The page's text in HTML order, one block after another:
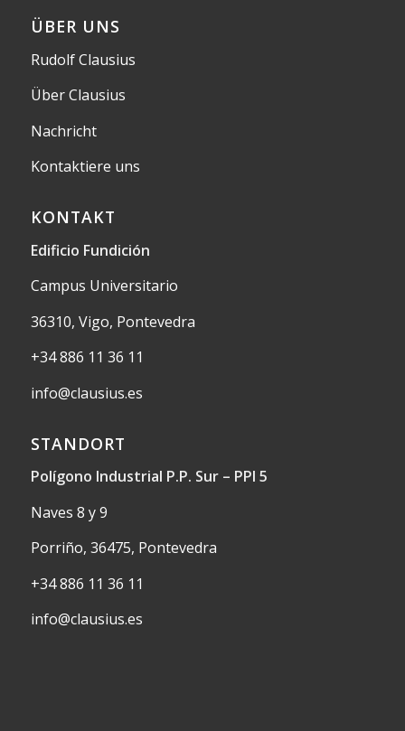
ÜBER UNS
Rudolf Clausius
Über Clausius
Nachricht
Kontaktiere uns
KONTAKT
Edificio Fundición
Campus Universitario
36310, Vigo, Pontevedra
+34 886 11 36 11
info@clausius.es
STANDORT
Polígono Industrial P.P. Sur – PPI 5
Naves 8 y 9
Porriño, 36475, Pontevedra
+34 886 11 36 11
info@clausius.es